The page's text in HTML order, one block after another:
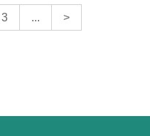
3 ... >